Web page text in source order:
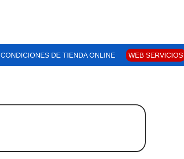
CONDICIONES DE TIENDA ONLINE WEB SERVICIOS